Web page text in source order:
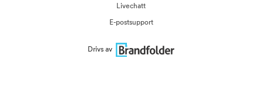
Livechatt
E-postsupport
Drivs av